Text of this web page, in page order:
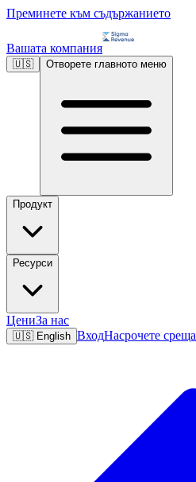
Преминете към съдържанието
Вашата компания
🇺🇸 Отворете главното меню
Продукт
Ресурси
ЦениЗа нас
🇺🇸 English ВходНасрочете среща